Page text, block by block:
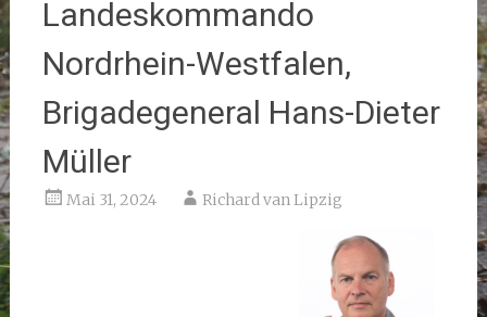
Landeskommando
Nordrhein-Westfalen,
Brigadegeneral Hans-Dieter
Müller
Mai 31, 2024 Richard van Lipzig